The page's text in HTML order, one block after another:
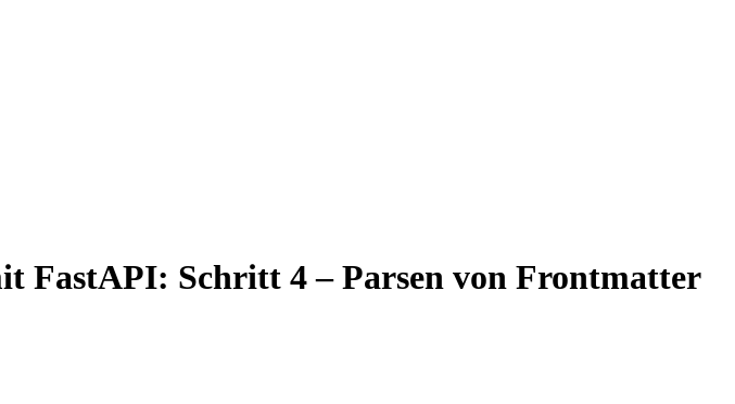
FastAPI: Schritt 4 – Parsen von Frontmatter